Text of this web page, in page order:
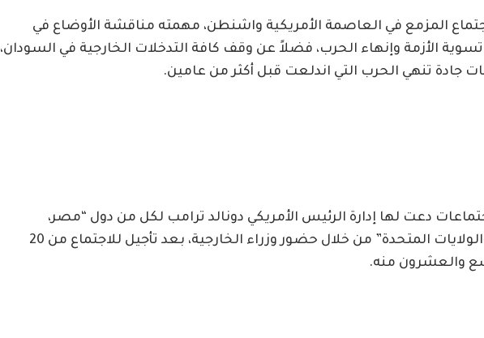
المزمع في العاصمة الأمريكية واشنطن، مهمته مناقشة الأوضاع في
الأزمة وإنهاء الحرب، فضلاً عن وقف كافة التدخلات الخارجية في السودان،
جادة تنهي الحرب التي اندلعت قبل أكثر من عامين.
دعت لها إدارة الرئيس الأمريكي دونالد ترامب لكل من دول “مصر،
السعودية، الإمارات والولايات المتحدة” من خلال حضور وزراء الخارجية، بعد تأجيل للاجتماع من 20
والعشرون منه.